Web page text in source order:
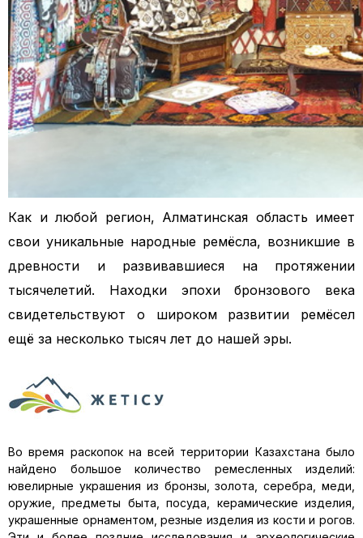
Как и любой регион, Алматинская область имеет
свои уникальные народные ремёсла, возникшие в
древности и развивавшиеся на протяжении
тысячелетий. Находки эпохи бронзового века
свидетельствуют о широком развитии ремёсел
ещё за несколько тысяч лет до нашей эры.
Во время раскопок на всей территории Казахстана было
найдено большое количество ремесленных изделий:
ювелирные украшения из бронзы, золота, серебра, меди,
оружие, предметы быта, посуда, керамические изделия,
украшенные орнаментом, резные изделия из кости и рогов.